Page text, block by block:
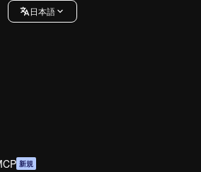
日本語
新規